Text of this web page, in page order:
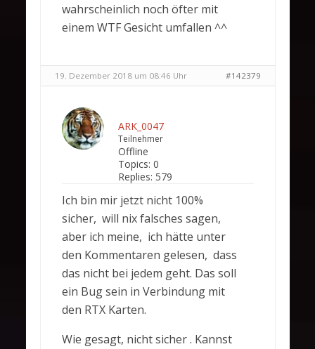
wahrscheinlich noch öfter mit
einem WTF Gesicht umfallen ^^
19. Dezember 2018 um 08:46 Uhr #142379
ARK_0047
Teilnehmer
Offline
Topics: 0
Replies: 579
Ich bin mir jetzt nicht 100%
sicher, will nix falsches sagen,
aber ich meine, ich hätte unter
den Kommentaren gelesen, dass
das nicht bei jedem geht. Das soll
ein Bug sein in Verbindung mit
den RTX Karten.
Wie gesagt, nicht sicher . Kannst